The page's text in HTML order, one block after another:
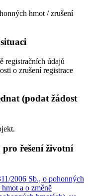
hmot / zrušení
registračních údajů
o zrušení registrace
(podat žádost
řešení životní
2006 Sb., o pohonných
a o změně